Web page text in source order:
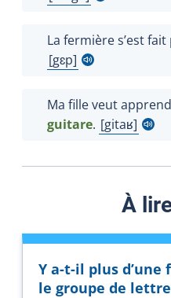
La fermière s’est
gɛp
Afficher l'infobulle
Ma fille veut
guitare. gitaʁ
Afficher
À
Y a-t-il plus d’une
le groupe de